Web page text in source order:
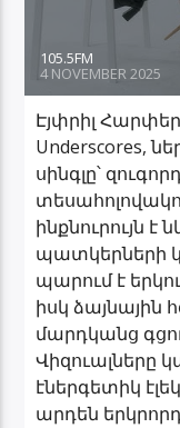
105.5FM
4 NOVEMBER 2025
Էյփրիլ
Underscores,
սինգլը՝
ինքնուրույն
պատկերների
պարում է
իսկ ձայնային
մարդկանց
Վիզուալները
էներգետիկ
արդեն